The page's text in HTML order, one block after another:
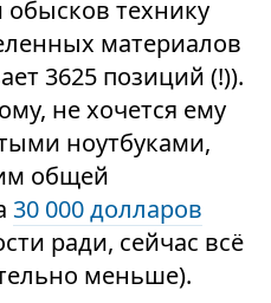
обысков технику
материалов
3625 позиций (!)).
не хочется ему
ноутбуками,
общей
30 000 долларов
ради, сейчас всё
меньше).